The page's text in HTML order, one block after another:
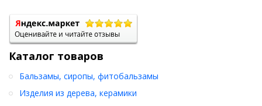
Каталог товаров
Бальзамы, сиропы, фитобальзамы
Изделия из дерева, керамики